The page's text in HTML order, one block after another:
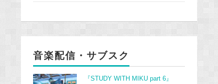
音楽配信・サブスク
『STUDY WITH MIKU part 6』